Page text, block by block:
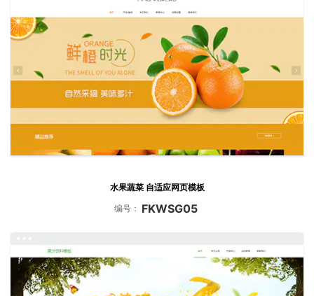
水果蔬菜 自适应网页模板
编号： FKWSG05